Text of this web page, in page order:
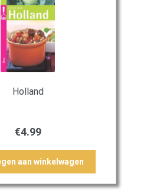
Holland
€4.99
aan winkelwagen